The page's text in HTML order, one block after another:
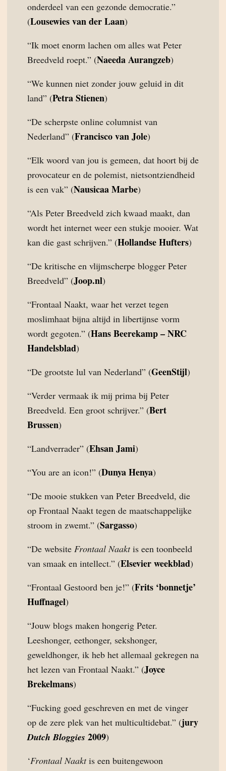
onderdeel van een gezonde democratie.”
(Lousewies van der Laan)
“Ik moet enorm lachen om alles wat Peter
Breedveld roept.” (Naeeda Aurangzeb)
“We kunnen niet zonder jouw geluid in dit
land” (Petra Stienen)
“De scherpste online columnist van
Nederland” (Francisco van Jole)
“Elk woord van jou is gemeen, dat hoort bij de
provocateur en de polemist, nietsontziendheid
is een vak” (Nausicaa Marbe)
“Als Peter Breedveld zich kwaad maakt, dan
wordt het internet weer een stukje mooier. Wat
kan die gast schrijven.” (Hollandse Hufters)
“De kritische en vlijmscherpe blogger Peter
Breedveld” (Joop.nl)
“Frontaal Naakt, waar het verzet tegen
moslimhaat bijna altijd in libertijnse vorm
wordt gegoten.” (Hans Beerekamp – NRC
Handelsblad)
“De grootste lul van Nederland” (GeenStijl)
“Verder vermaak ik mij prima bij Peter
Breedveld. Een groot schrijver.” (Bert
Brussen)
“Landverrader” (Ehsan Jami)
“You are an icon!” (Dunya Henya)
“De mooie stukken van Peter Breedveld, die
op Frontaal Naakt tegen de maatschappelijke
stroom in zwemt.” (Sargasso)
“De website Frontaal Naaktis een toonbeeld
van smaak en intellect.” (Elsevier weekblad)
“Frontaal Gestoord ben je!” (Frits ‘bonnetje’
Huffnagel)
“Jouw blogs maken hongerig Peter.
Leeshonger, eethonger, sekshonger,
geweldhonger, ik heb het allemaal gekregen na
het lezen van Frontaal Naakt.” (Joyce
Brekelmans)
“Fucking goed geschreven en met de vinger
op de zere plek van het multicultidebat.” (jury
Dutch Bloggies 2009)
‘Frontaal Naaktis een buitengewoon